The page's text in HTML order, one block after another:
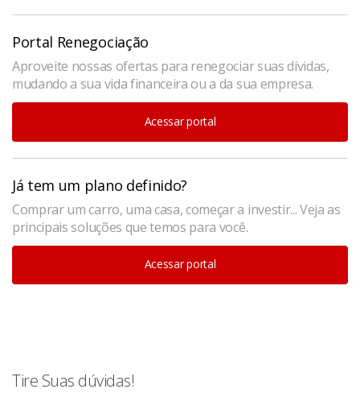
Portal Renegociação
Aproveite nossas ofertas para renegociar suas dívidas,
mudando a sua vida financeira ou a da sua empresa.
Acessar portal
Já tem um plano definido?
Comprar um carro, uma casa, começar a investir... Veja as
principais soluções que temos para você.
Acessar portal
Tire Suas dúvidas!